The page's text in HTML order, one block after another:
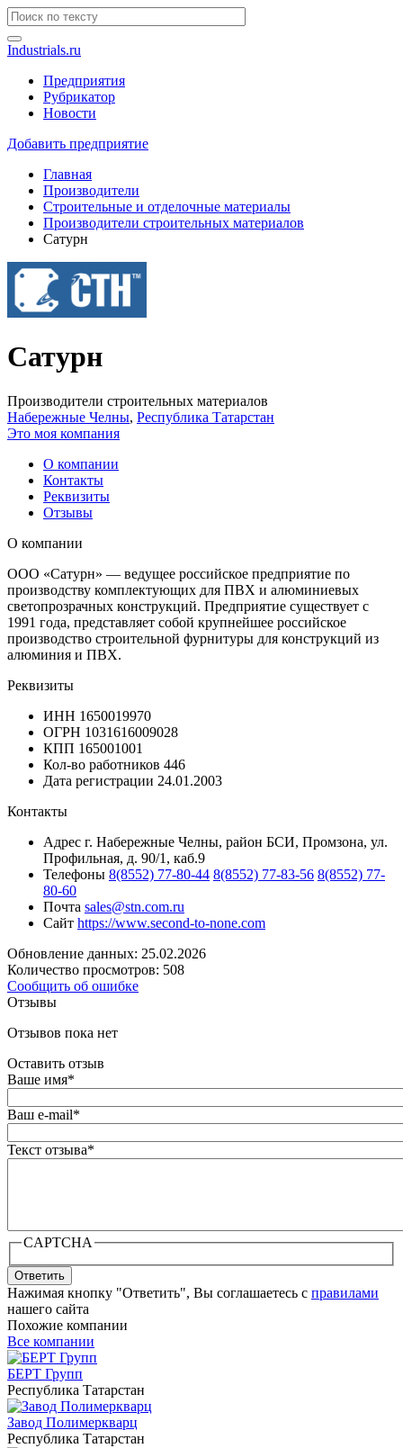
Industrials.ru
Предприятия
Рубрикатор
Новости
Добавить предприятие
Главная
Производители
Строительные и отделочные материалы
Производители строительных материалов
Сатурн
Сатурн
Производители строительных материалов
Набережные Челны, Республика Татарстан
Это моя компания
О компании
Контакты
Реквизиты
Отзывы
О компании
ООО «Сатурн» — ведущее российское предприятие по
производству комплектующих для ПВХ и алюминиевых
светопрозрачных конструкций. Предприятие существует с
1991 года, представляет собой крупнейшее российское
производство строительной фурнитуры для конструкций из
алюминия и ПВХ.
Реквизиты
ИНН 1650019970
ОГРН 1031616009028
КПП 165001001
Кол-во работников 446
Дата регистрации 24.01.2003
Контакты
Адрес г. Набережные Челны, район БСИ, Промзона, ул.
Профильная, д. 90/1, каб.9
Телефоны 8(8552) 77-80-44 8(8552) 77-83-56 8(8552) 77-
80-60
Почта sales@stn.com.ru
Сайт https://www.second-to-none.com
Обновление данных: 25.02.2026
Количество просмотров: 508
Сообщить об ошибке
Отзывы
Отзывов пока нет
Оставить отзыв
Ваше имя*
Ваш e-mail*
Текст отзыва*
CAPTCHA
Ответить
Нажимая кнопку "Ответить", Вы соглашаетесь с правилами
нашего сайта
Похожие компании
Все компании
БЕРТ Групп
Республика Татарстан
Завод Полимеркварц
Республика Татарстан